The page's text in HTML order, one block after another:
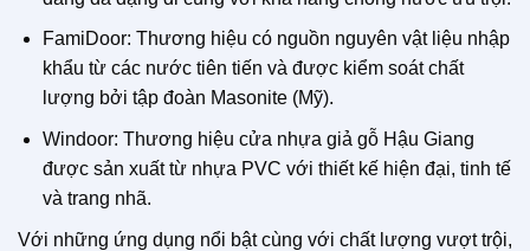
FamiDoor: Thương hiệu có nguồn nguyên vật liệu nhập
khẩu từ các nước tiên tiến và được kiểm soát chất
lượng bởi tập đoàn Masonite (Mỹ).
Windoor: Thương hiệu cửa nhựa giả gỗ Hậu Giang
được sản xuất từ nhựa PVC với thiết kế hiện đại, tinh tế
và trang nhã.
Với những ứng dụng nổi bật cùng với chất lượng vượt trội,